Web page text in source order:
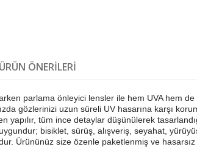
ÜRÜN ÖNERILERI
parlama önleyici lensler ile hem UVA hem
gözlerinizi uzun süreli UV hasarına karşı
tüm ince detaylar düşünülerek
bisiklet, sürüş, alışveriş, seyahat,
Ürününüz size özenle paketlenmiş ve hasarsız